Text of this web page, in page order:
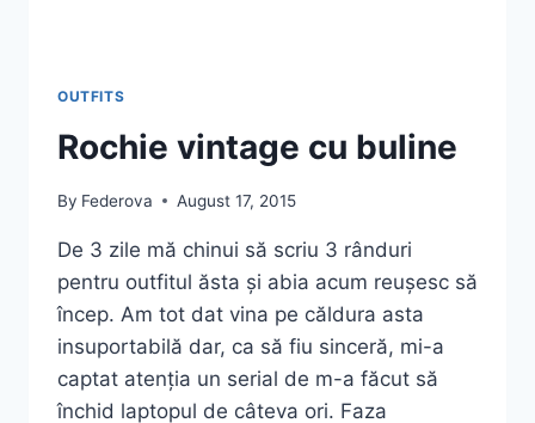
OUTFITS
Rochie vintage cu buline
By Federova August 17, 2015
De 3 zile mă chinui să scriu 3 rânduri
pentru outfitul ăsta și abia acum reușesc să
încep. Am tot dat vina pe căldura asta
insuportabilă dar, ca să fiu sinceră, mi-a
captat atenția un serial de m-a făcut să
închid laptopul de câteva ori. Faza